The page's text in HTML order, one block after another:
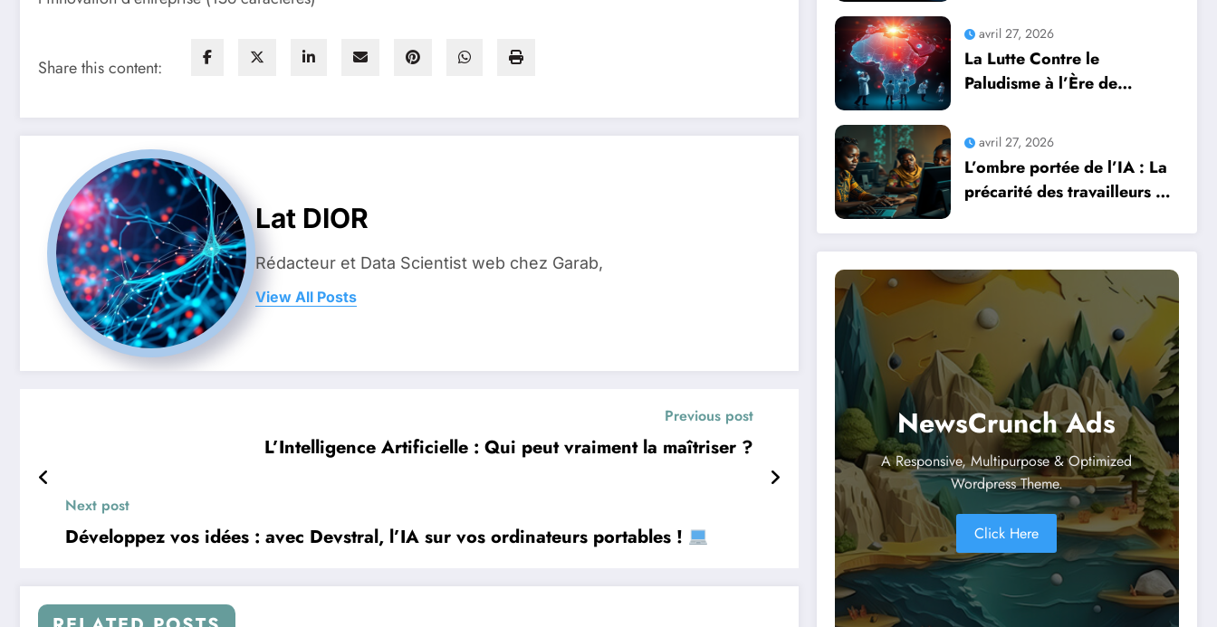
Share this content:
Lat DIOR
Rédacteur et Data Scientist web chez Garab,
View All Posts
Previous post
L’Intelligence Artificielle : Qui peut vraiment la maîtriser ?
Next post
Développez vos idées : avec Devstral, l’IA sur vos ordinateurs portables !
professionnels avec
l’intelligence artificielle
avril 27, 2026
La Lutte Contre le
Paludisme à l’Ère de
Une Course Contre la
Montre Africaine
avril 27, 2026
L’ombre portée de l’IA : La
précarité des travailleurs du
révolution numérique
NewsCrunch Ads
A Responsive, Multipurpose & Optimized
Wordpress Theme.
Click Here